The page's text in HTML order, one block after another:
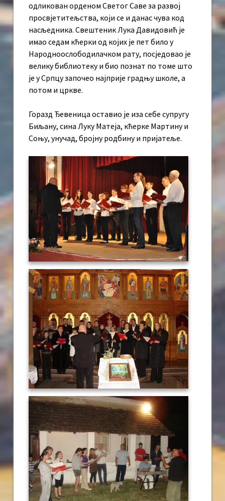
одликован орденом Светог Саве за развој
просвјетитељства, који се и данас чува код
насљедника. Свештеник Лука Давидовић је
имао седам кћерки од којих је пет било у
Народноослободилачком рату, посједовао је
велику библиотеку и био познат по томе што
је у Српцу започео најприје градњу школе, а
потом и цркве.
Горазд Ђевеница оставио је иза себе супругу
Биљану, сина Луку Матеја, кћерке Мартину и
Соњу, унучад, бројну родбину и пријатеље.